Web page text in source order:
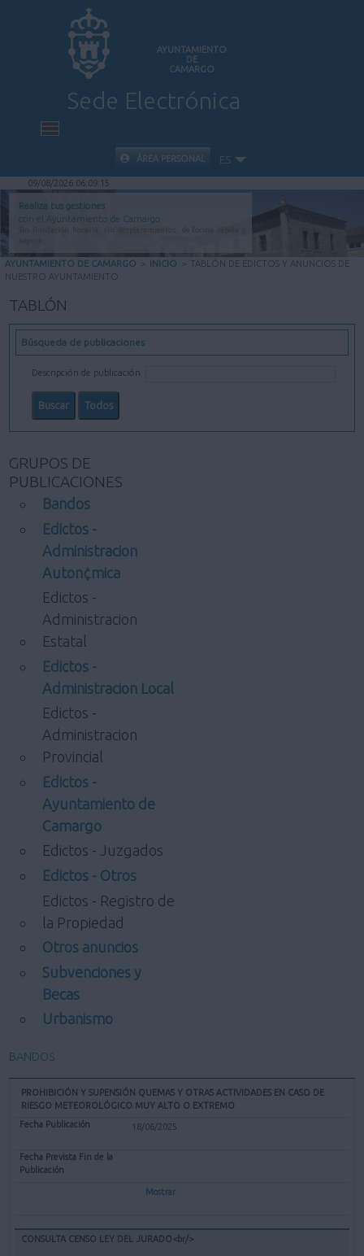
AYUNTAMIENTO
DE
CAMARGO
Sede Electrónica
INICIO
INFORMACIÓN PÚBLICA
CARPETA CIUDADANA
VALIDACIÓN DE DOCUMENTOS
AYUDA
ÁREA PERSONAL ES
09/08/2026 06:09:16
Realiza tus gestiones
con el Ayuntamiento de Camargo
AYUNTAMIENTO DE CAMARGO > INICIO > TABLÓN DE EDICTOS Y ANUNCIOS DE
NUESTRO AYUNTAMIENTO
TABLÓN
Búsqueda de publicaciones
Descripción de publicación
GRUPOS DE
PUBLICACIONES
Bandos
Edictos -
Administracion
Auton¢mica
Edictos -
Administracion
Estatal
Edictos -
Administracion Local
Edictos -
Administracion
Provincial
Edictos -
Ayuntamiento de
Camargo
Edictos - Juzgados
Edictos - Otros
Edictos - Registro de
la Propiedad
Otros anuncios
Subvenciones y
Becas
Urbanismo
BANDOS
PROHIBICIÓN Y SUPENSIÓN QUEMAS Y OTRAS ACTIVIDADES EN CASO DE
RIESGO METEOROLÓGICO MUY ALTO O EXTREMO
18/06/2025
Mostrar
CONSULTA CENSO LEY DEL JURADO<br/>